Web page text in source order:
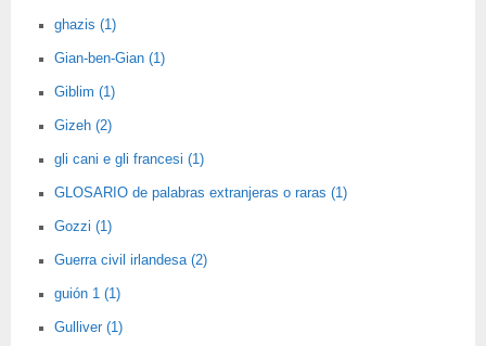
ghazis (1)
Gian-ben-Gian (1)
Giblim (1)
Gizeh (2)
gli cani e gli francesi (1)
GLOSARIO de palabras extranjeras o raras (1)
Gozzi (1)
Guerra civil irlandesa (2)
guión 1 (1)
Gulliver (1)